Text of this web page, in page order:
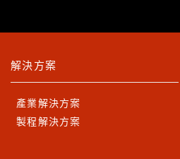
解決方案
產業解決方案
製程解決方案